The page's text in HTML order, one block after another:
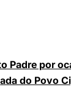
Padre por
do Povo